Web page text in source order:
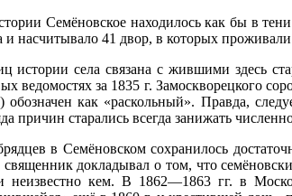
Семёновское находилось как бы в
и насчитывало 41 двор, в которых
села связана с жившими здесь
ведомостях за 1835 г. Замоскворецкого
обозначен как «раскольный». Правда,
причин старались всегда занижать
в Семёновском сохранилось
докладывал о том, что
неизвестно кем. В 1862—1863 гг. в